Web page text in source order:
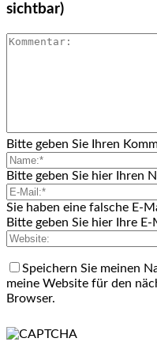
sichtbar)
Bitte geben Sie Ihren
Bitte geben Sie hier Ihren
Sie haben eine falsche E-
Bitte geben Sie hier Ihre
Speichern Sie meinen
meine Website für den
Browser.